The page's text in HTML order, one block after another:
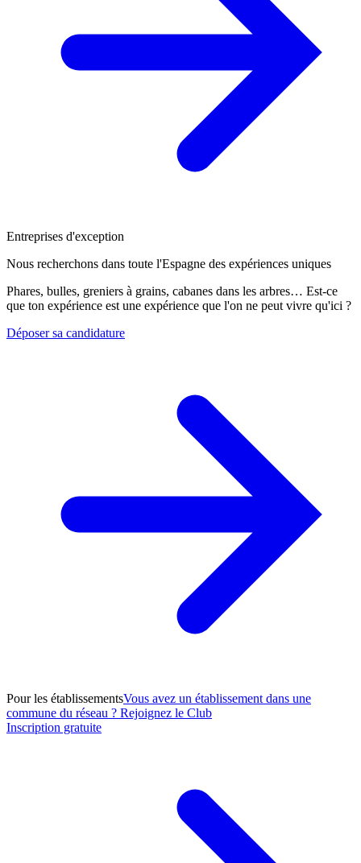
Entreprises d'exception
Nous recherchons dans toute l'Espagne des expériences uniques
Phares, bulles, greniers à grains, cabanes dans les arbres… Est-ce
que ton expérience est une expérience que l'on ne peut vivre qu'ici ?
Déposer sa candidature
Pour les établissementsVous avez un établissement dans une
commune du réseau ? Rejoignez le Club
Inscription gratuite